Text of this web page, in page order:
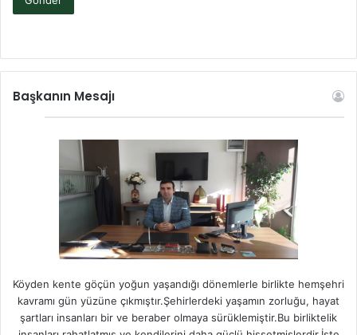
Başkanın Mesajı
Köyden kente göçün yoğun yaşandığı dönemlerle birlikte hemşehri
kavramı gün yüzüne çıkmıştır.Şehirlerdeki yaşamın zorluğu, hayat
şartları insanları bir ve beraber olmaya sürüklemiştir.Bu birliktelik